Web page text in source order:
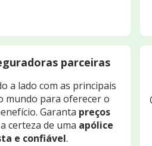
parceiras
a lado com as principais
mundo para oferecer o
Garanta preços
certeza de uma apólice
e confiável.